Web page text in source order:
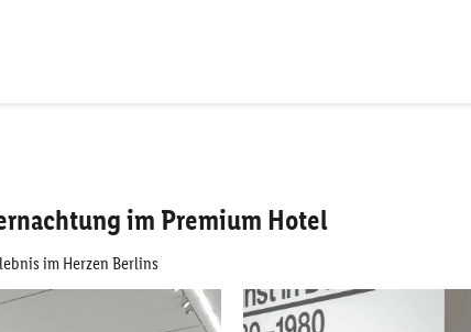
im Premium Hotel
im Herzen Berlins